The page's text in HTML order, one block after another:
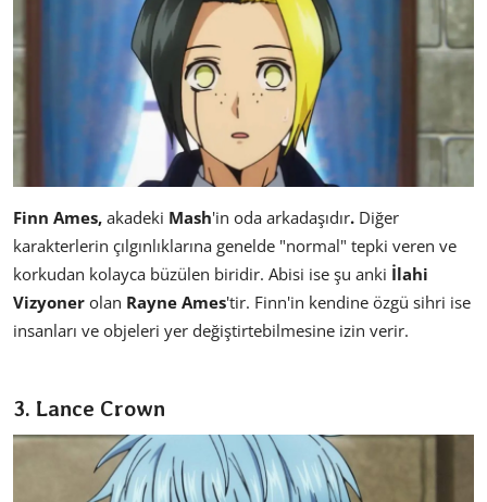
Finn Ames, akadeki Mash'in oda arkadaşıdır. Diğer
karakterlerin çılgınlıklarına genelde "normal" tepki veren ve
korkudan kolayca büzülen biridir. Abisi ise şu anki İlahi
Vizyoner olan Rayne Ames'tir. Finn'in kendine özgü sihri ise
insanları ve objeleri yer değiştirtebilmesine izin verir.
3. Lance Crown